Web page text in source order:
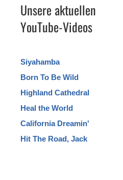
Unsere aktuellen
YouTube-Videos
Siyahamba
Born To Be Wild
Highland Cathedral
Heal the World
California Dreamin'
Hit The Road, Jack